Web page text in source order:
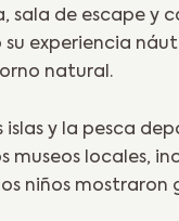
sala de escape y
su experiencia
natural.
islas y la pesca
museos locales,
niños mostraron